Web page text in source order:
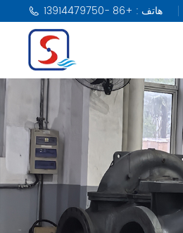
هاتف : +86 -13914479750